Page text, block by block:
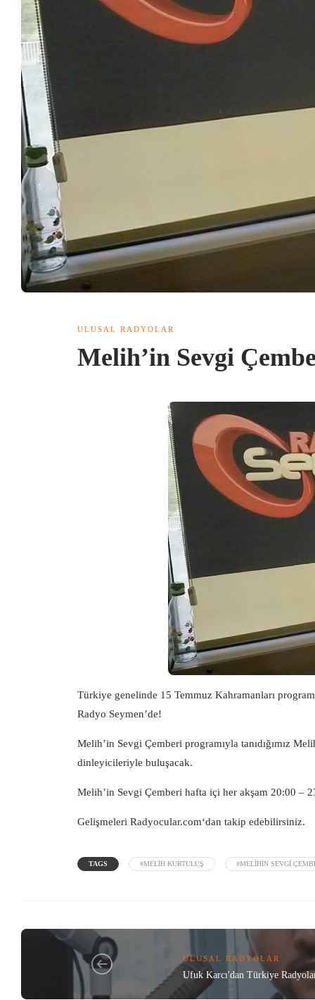
ULUSAL RADYOLAR
Melih’in Sevgi
Türkiye genelinde 15 Temmuz Kahramanları
Radyo Seymen’de!
Melih’in Sevgi Çemberi programıyla tanıdığımız
dinleyicileriyle buluşacak.
Melih’in Sevgi Çemberi hafta içi her akşam 20:00 –
Gelişmeleri Radyocular.com‘dan takip edebilirsiniz.
TAGS #MELIH KURTULUŞ #MELIHIN SEVGI
ULUSAL RADYOLAR
Ufuk Karcı'dan Türkiye